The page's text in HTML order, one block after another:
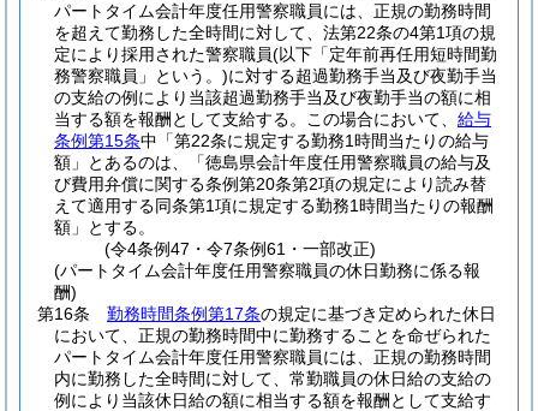
パートタイム会計年度任用警察職員には、正規の勤務時間
を超えて勤務した全時間に対して、法第22条の4第1項の規
定により採用された警察職員(以下「定年前再任用短時間勤
務警察職員」という。)に対する超過勤務手当及び夜勤手当
の支給の例により当該超過勤務手当及び夜勤手当の額に相
当する額を報酬として支給する。
この場合において、 給与
条例第15条中「第22条に規定する勤務1時間当たりの給与
額」とあるのは、「徳島県会計年度任用警察職員の給与及
び費用弁償に関する条例第20条第2項の規定により読み替
えて適用する同条第1項に規定する勤務1時間当たりの報酬
額」とする。
(令4条例47・令7条例61・一部改正)
(パートタイム会計年度任用警察職員の休日勤務に係る報
酬)
第16条
勤務時間条例第17条の規定に基づき定められた休日
において、正規の勤務時間中に勤務することを命ぜられた
パートタイム会計年度任用警察職員には、正規の勤務時間
内に勤務した全時間に対して、常勤職員の休日給の支給の
例により当該休日給の額に相当する額を報酬として支給す